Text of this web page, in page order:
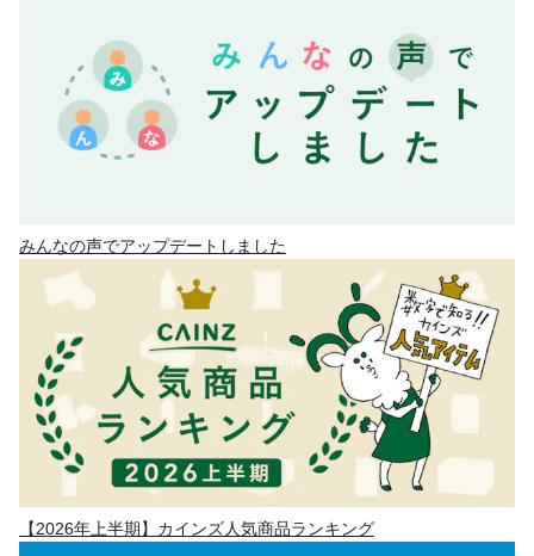
みんなの声でアップデートしました
【2026年上半期】カインズ人気商品ランキング